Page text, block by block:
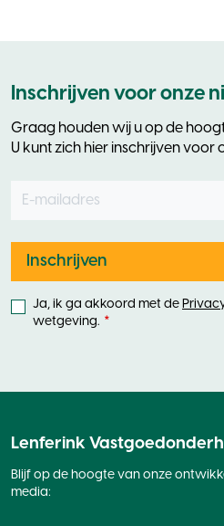
Inschrijven voor onze
Graag houden wij u op de
U kunt zich hier inschrijven voor
Leave
blank
Inschrijven
Ja, ik ga akkoord met de
wetgeving.
Lenferink
Blijf op de hoogte van onze
media: